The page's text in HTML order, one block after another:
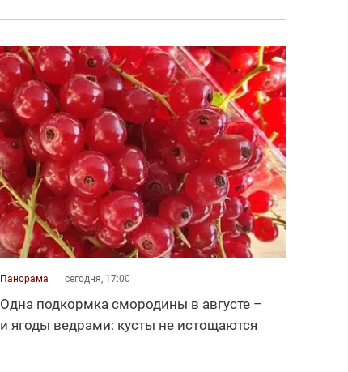
Панорама сегодня, 17:00
Одна подкормка смородины в августе –
и ягоды ведрами: кусты не истощаются